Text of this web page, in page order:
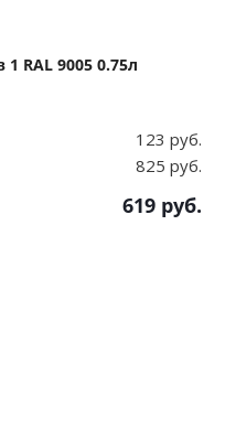
RAL 9005 0.75л
123 руб.
825 руб.
619 руб.